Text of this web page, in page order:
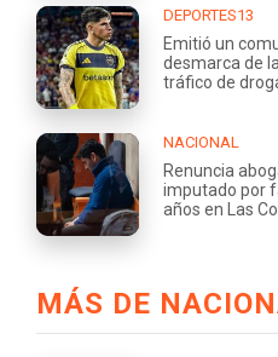
DEPORTES13
Emitió un
desmarca de
tráfico de
NACIONAL
Renuncia
imputado por
años en Las
MÁS DE